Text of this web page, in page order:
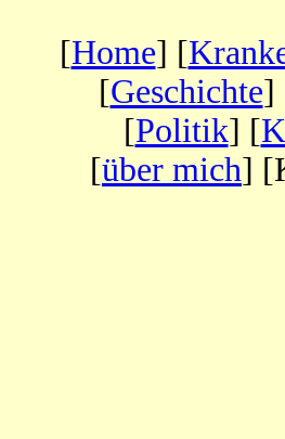
[Home] [
[Geschichte]
[Politik] [
[über mich]